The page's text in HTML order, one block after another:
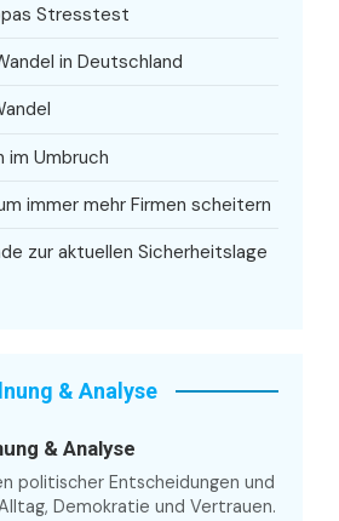
Stresstest
in Deutschland
im Umbruch
immer mehr Firmen scheitern
zur aktuellen Sicherheitslage
& Analyse
& Analyse
politischer Entscheidungen und
Demokratie und Vertrauen.